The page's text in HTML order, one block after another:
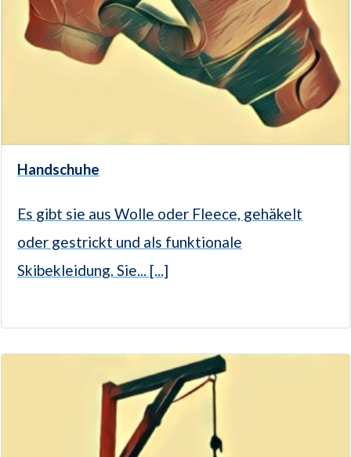
Handschuhe
Es gibt sie aus Wolle oder Fleece, gehäkelt
oder gestrickt und als funktionale
Skibekleidung. Sie... [...]